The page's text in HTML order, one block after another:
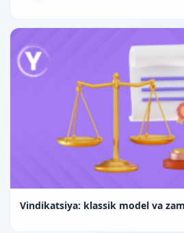
Vindikatsiya: klassik model va